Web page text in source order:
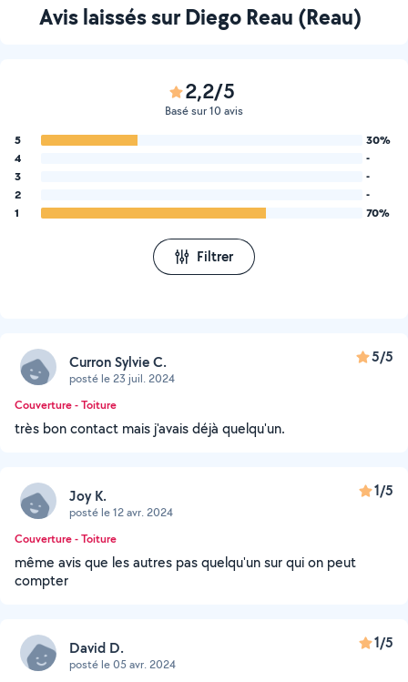
Avis laissés sur Diego Reau (Reau)
2,2/5
Basé sur 10 avis
5
30%
4
-
3
-
2
-
1
70%
Filtrer
Curron Sylvie C.
posté le 23 juil. 2024
5/5
Couverture - Toiture
très bon contact mais j'avais déjà quelqu'un.
Joy K.
posté le 12 avr. 2024
1/5
Couverture - Toiture
même avis que les autres pas quelqu'un sur qui on peut
compter
David D.
posté le 05 avr. 2024
1/5